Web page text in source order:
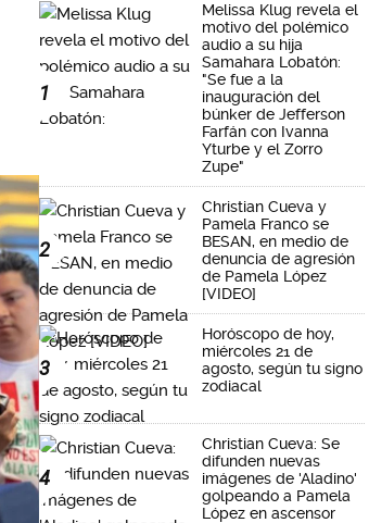
1
Melissa Klug revela el
motivo del polémico
audio a su hija
Samahara Lobatón:
"Se fue a la
inauguración del
búnker de Jefferson
Farfán con Ivanna
Yturbe y el Zorro
Zupe"
2
Christian Cueva y
Pamela Franco se
BESAN, en medio de
denuncia de agresión
de Pamela López
[VIDEO]
3
Horóscopo de hoy,
miércoles 21 de
agosto, según tu signo
zodiacal
4
Christian Cueva: Se
difunden nuevas
imágenes de 'Aladino'
golpeando a Pamela
López en ascensor